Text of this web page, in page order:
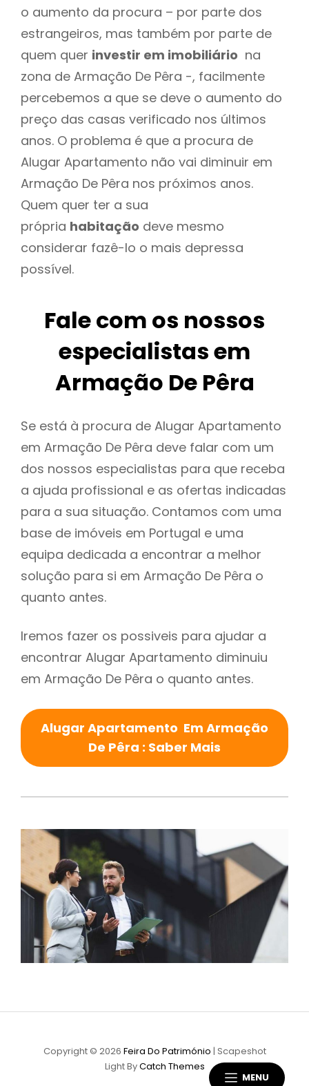
MENU
o aumento da procura – por parte dos
estrangeiros, mas também por parte de
quem quer investir em imobiliário na
zona de Armação De Pêra -, facilmente
percebemos a que se deve o aumento do
preço das casas verificado nos últimos
anos. O problema é que a procura de
Alugar Apartamento não vai diminuir em
Armação De Pêra nos próximos anos.
Quem quer ter a sua
própria habitação deve mesmo
considerar fazê-lo o mais depressa
possível.
Fale com os nossos
especialistas em
Armação De Pêra
Se está à procura de Alugar Apartamento
em Armação De Pêra deve falar com um
dos nossos especialistas para que receba
a ajuda profissional e as ofertas indicadas
para a sua situação. Contamos com uma
base de imóveis em Portugal e uma
equipa dedicada a encontrar a melhor
solução para si em Armação De Pêra o
quanto antes.
Iremos fazer os possiveis para ajudar a
encontrar Alugar Apartamento diminuiu
em Armação De Pêra o quanto antes.
Alugar Apartamento Em Armação
De Pêra : Saber Mais
Copyright © 2026 Feira Do Património | Scapeshot
Light ByCatch Themes